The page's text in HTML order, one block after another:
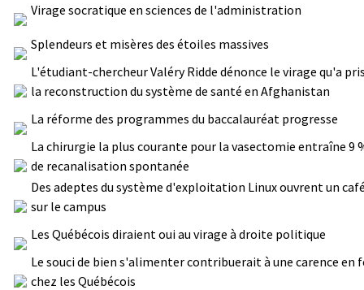
Virage socratique en sciences de l'administration
Splendeurs et misères des étoiles massives
L'étudiant-chercheur Valéry Ridde dénonce le virage qu'a
la reconstruction du système de santé en Afghanistan
La réforme des programmes du baccalauréat progresse
La chirurgie la plus courante pour la vasectomie entraîne 9
de recanalisation spontanée
Des adeptes du système d'exploitation Linux ouvrent un
sur le campus
Les Québécois diraient oui au virage à droite politique
Le souci de bien s'alimenter contribuerait à une carence en
chez les Québécois